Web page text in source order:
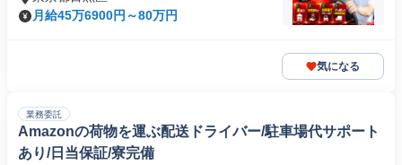
月給45万6900円～80万円
気になる
業務委託
Amazonの荷物を運ぶ配送ドライバー/駐車場代サポート
あり/日当保証/寮完備